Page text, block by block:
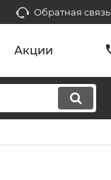
Обратная связь
Акции